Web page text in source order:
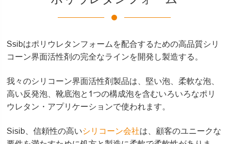
Ssibはポリウレタンフォームを配合するための高品質シリ
コーン界面活性剤の完全なラインを開発し製造する。
我々のシリコーン界面活性剤製品は、堅い泡、柔軟な泡、
高い反発泡、靴底泡と1つの構成泡を含むいろいろなポリ
ウレタン・アプリケーションで使われます。
Sisib、信頼性の高いシリコーン会社は、顧客のユニークな